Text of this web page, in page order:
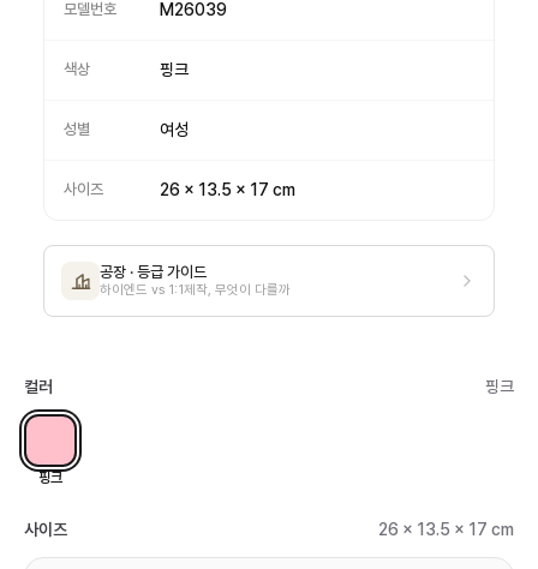
모델번호 M26039
색상 핑크
성별 여성
사이즈 26 x 13.5 x 17 cm
공장 · 등급 가이드
하이엔드 vs 1:1제작, 무엇이 다를까
컬러 핑크
핑크
사이즈 26 x 13.5 x 17 cm